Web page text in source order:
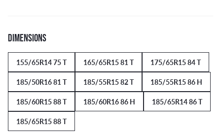
DIMENSIONS
155/65R14 75 T 165/65R15 81 T
175/65R15 84 T
185/50R16 81 T
185/55R15 82 T
185/55R15 86 H
185/60R15 88 T
185/60R16 86 H
185/65R14 86 T
185/65R15 88 T